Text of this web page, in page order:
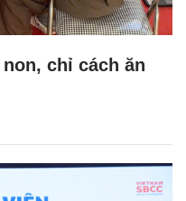
chỉ cách ăn